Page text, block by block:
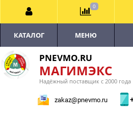
PNEVMO.RU
МАГИМЭКС
Надёжный поставщик с 2000 года
zakaz@pnevmo.ru
КАТАЛОГ МЕНЮ
0